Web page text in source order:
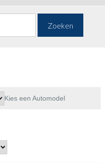
Zoeken
Kies een Automodel